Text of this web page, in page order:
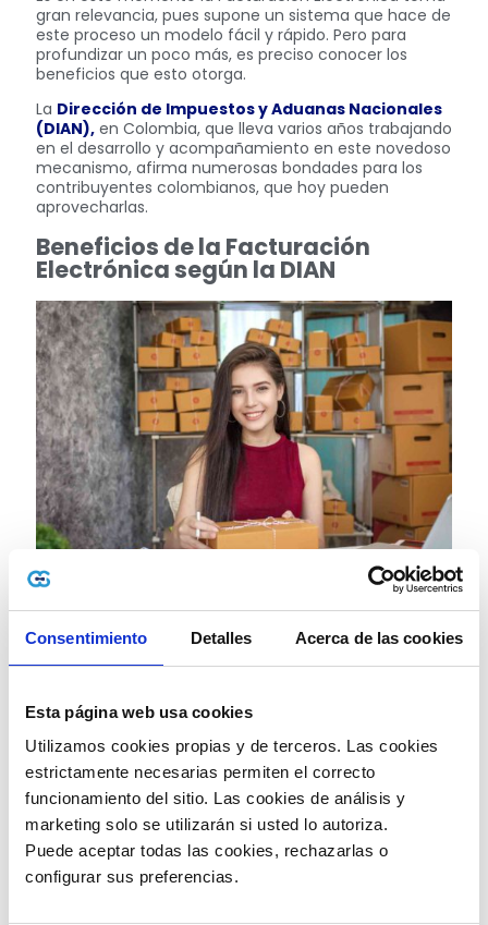
Consentimiento Detalles Acerca de las cookies
Esta página web usa cookies
Utilizamos cookies propias y de terceros. Las cookies
estrictamente necesarias permiten el correcto
funcionamiento del sitio. Las cookies de análisis y
marketing solo se utilizarán si usted lo autoriza.
Puede aceptar todas las cookies, rechazarlas o
configurar sus preferencias.
gran relevancia, pues supone un sistema que hace de
este proceso un modelo fácil y rápido. Pero para
profundizar un poco más, es preciso conocer los
beneficios que esto otorga.
La Dirección de Impuestos y Aduanas Nacionales
(DIAN), en Colombia, que lleva varios años trabajando
en el desarrollo y acompañamiento en este novedoso
mecanismo, afirma numerosas bondades para los
contribuyentes colombianos, que hoy pueden
aprovecharlas.
Beneficios de la Facturación
Electrónica según la DIAN
Entre alguna de las ventajas de emplear este sistema
están el ahorro de tiempo y de costos. Y aquello está
bien reflejado en
lo expuesto por la entidad:
Interamericano de Administraciones Tributarias,
CIAT, es más económico facturar
electrónicamente que por las modalidades
tradicionales de facturación. El Ahorro puede
representar hasta un 80% de los gastos frente a
la gestión de facturas en papel.
La automatización en la recepción de las
facturas a través de procesos electrónicos y
digitales, genera ahorro en tiempos de
procesamiento, registro contable, tesorería y
Favorece las relaciones comerciales al reducir